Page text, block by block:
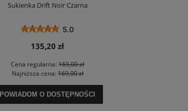
Sukienka Drift Noir Czarna
5.0
135,20 zł
Cena regularna:169,00 zł
Najniższa cena: 169,00 zł
POWIADOM O DOSTĘPNOŚCI